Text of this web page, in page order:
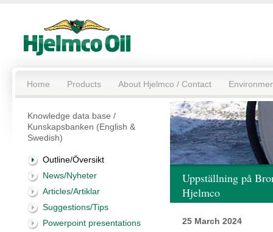
Home Products About Hjelmco / Contact
Knowledge data base /
Kunskapsbanken (English &
Swedish)
Outline/Översikt
News/Nyheter
Articles/Artiklar
Suggestions/Tips
Powerpoint presentations
Uppställning på
Hjelmco
25 March 2024